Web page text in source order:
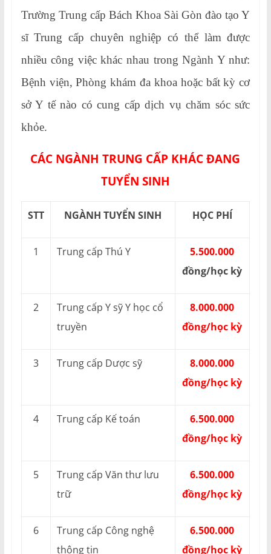
Trường Trung cấp Bách Khoa Sài Gòn đào tạo Y
sĩ Trung cấp chuyên nghiệp có thể làm được
nhiều công việc khác nhau trong Ngành Y như:
Bệnh viện, Phòng khám đa khoa hoặc bất kỳ cơ
sở Y tế nào có cung cấp dịch vụ chăm sóc sức
khỏe.
CÁC NGÀNH TRUNG CẤP KHÁC ĐANG
TUYỂN SINH
STT NGÀNH TUYỂN SINH HỌC PHÍ
1 Trung cấp Thú Y
5.500.000
đồng/học kỳ
2
Trung cấp Y sỹ Y học cổ
truyền
8.000.000
đồng/học kỳ
3 Trung cấp Dược sỹ
8.000.000
đồng/học kỳ
4 Trung cấp Kế toán
6.500.000
đồng/học kỳ
5
Trung cấp Văn thư lưu
trữ
6.500.000
đồng/học kỳ
6
Trung cấp Công nghệ
thông tin
6.500.000
đồng/học kỳ